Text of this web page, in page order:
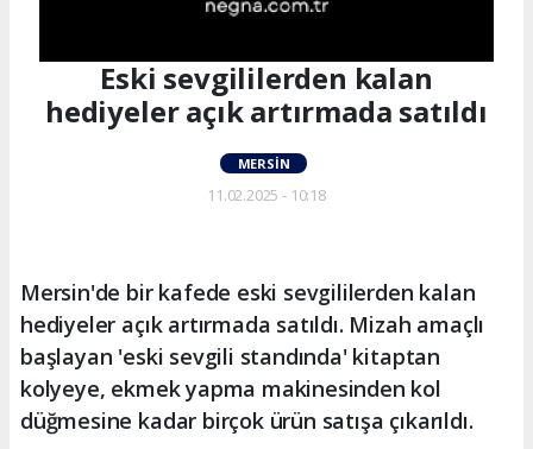
Eski sevgililerden kalan
hediyeler açık artırmada satıldı
MERSIN
11.02.2025 - 10:18
Mersin'de bir kafede eski sevgililerden kalan
hediyeler açık artırmada satıldı. Mizah amaçlı
başlayan 'eski sevgili standında' kitaptan
kolyeye, ekmek yapma makinesinden kol
düğmesine kadar birçok ürün satışa çıkarıldı.